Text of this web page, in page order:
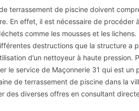
terrassement de piscine doivent
En effet, il est nécessaire de procéder
comme les mousses et les
destructions que la structure a
d’un nettoyeur à haute pression.
le service de Maçonnerie 31 qui est un
de terrassement de piscine dans la
des diverses offres en consultant